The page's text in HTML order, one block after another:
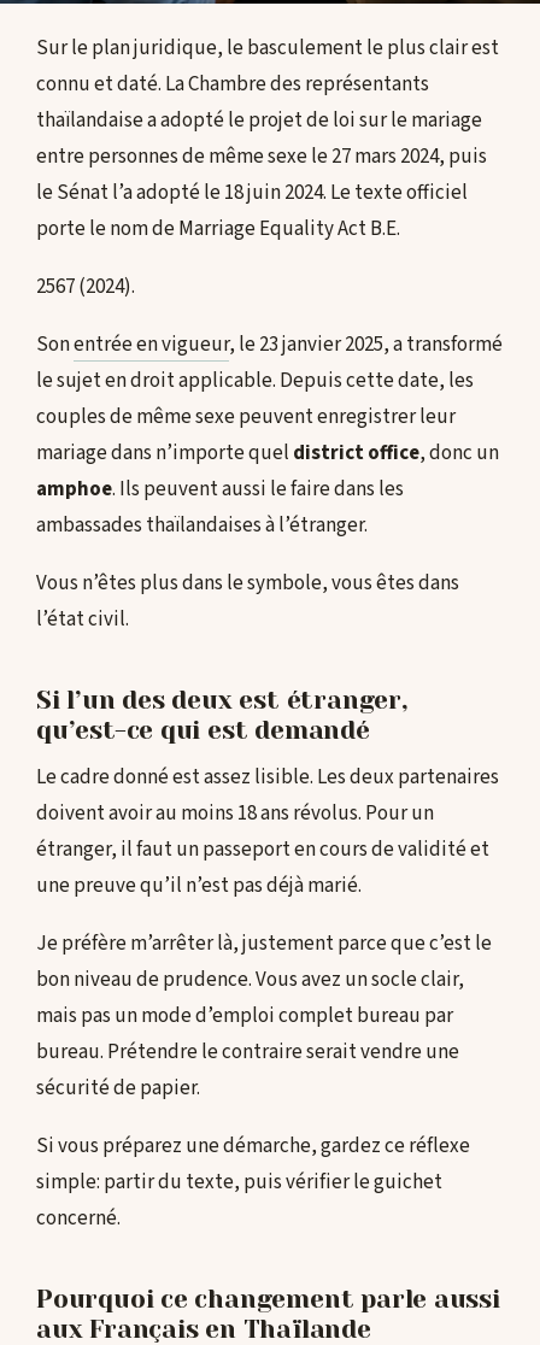
Sur le plan juridique, le basculement le plus clair est
connu et daté. La Chambre des représentants
thaïlandaise a adopté le projet de loi sur le mariage
entre personnes de même sexe le 27 mars 2024, puis
le Sénat l’a adopté le 18 juin 2024. Le texte officiel
porte le nom de Marriage Equality Act B.E.
2567 (2024).
Sonentrée en vigueur, le 23 janvier 2025, a transformé
le sujet en droit applicable. Depuis cette date, les
couples de même sexe peuvent enregistrer leur
mariage dans n’importe quel district office, donc un
amphoe. Ils peuvent aussi le faire dans les
ambassades thaïlandaises à l’étranger.
Vous n’êtes plus dans le symbole, vous êtes dans
l’état civil.
Si l’un des deux est étranger,
qu’est-ce qui est demandé
Le cadre donné est assez lisible. Les deux partenaires
doivent avoir au moins 18 ans révolus. Pour un
étranger, il faut un passeport en cours de validité et
une preuve qu’il n’est pas déjà marié.
Je préfère m’arrêter là, justement parce que c’est le
bon niveau de prudence. Vous avez un socle clair,
mais pas un mode d’emploi complet bureau par
bureau. Prétendre le contraire serait vendre une
sécurité de papier.
Si vous préparez une démarche, gardez ce réflexe
simple: partir du texte, puis vérifier le guichet
concerné.
Pourquoi ce changement parle aussi
aux Français en Thaïlande